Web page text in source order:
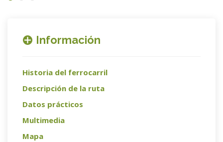
Información
Historia del ferrocarril
Descripción de la ruta
Datos prácticos
Multimedia
Mapa